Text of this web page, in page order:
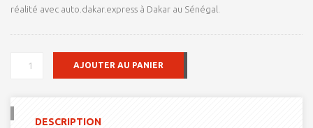
réalité avec auto.dakar.express à Dakar au Sénégal.
QUANTITÉ
AJOUTER AU PANIER
DESCRIPTION